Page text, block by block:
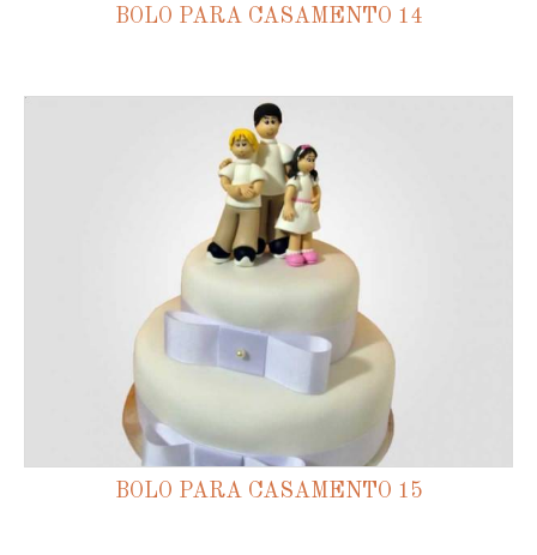
BOLO PARA CASAMENTO 14
BOLO PARA CASAMENTO 15